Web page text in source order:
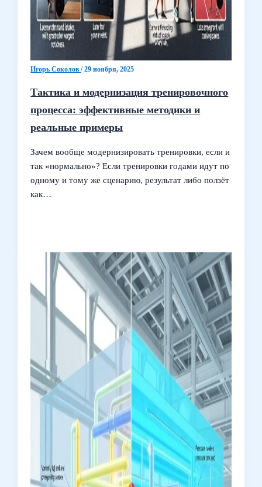
Игорь Соколов/29 ноября, 2025
Тактика и модернизация тренировочного
процесса: эффективные методики и
реальные примеры
Зачем вообще модернизировать тренировки, если и
так «нормально»? Если тренировки годами идут по
одному и тому же сценарию, результат либо ползёт
как…